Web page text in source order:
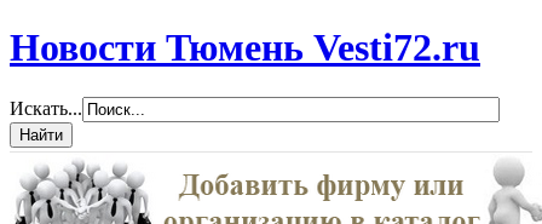
Новости Тюмень Vesti72.ru
Искать...